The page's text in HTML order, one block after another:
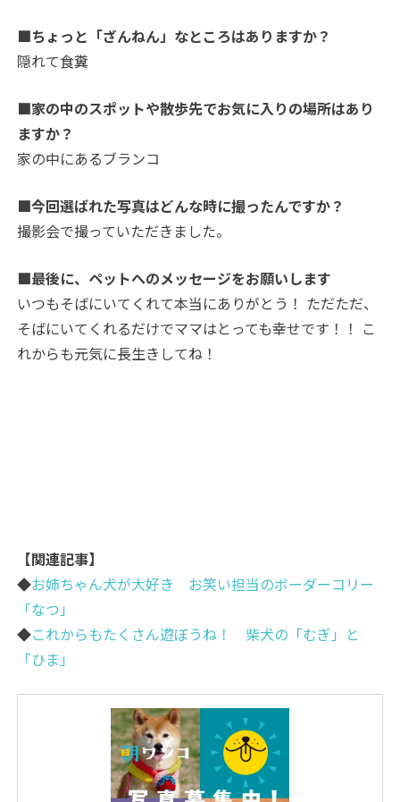
■ちょっと「ざんねん」なところはありますか？
隠れて食糞
■家の中のスポットや散歩先でお気に入りの場所はあり
ますか？
家の中にあるブランコ
■今回選ばれた写真はどんな時に撮ったんですか？
撮影会で撮っていただきました。
■最後に、ペットへのメッセージをお願いします
いつもそばにいてくれて本当にありがとう！ ただただ、
そばにいてくれるだけでママはとっても幸せです！！ こ
れからも元気に長生きしてね！
【関連記事】
◆お姉ちゃん犬が大好き お笑い担当のボーダーコリー
「なつ」
◆これからもたくさん遊ぼうね！ 柴犬の「むぎ」と
「ひま」